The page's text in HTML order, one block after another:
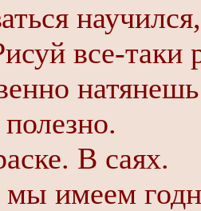
все-таки
В саях.
мы имеем